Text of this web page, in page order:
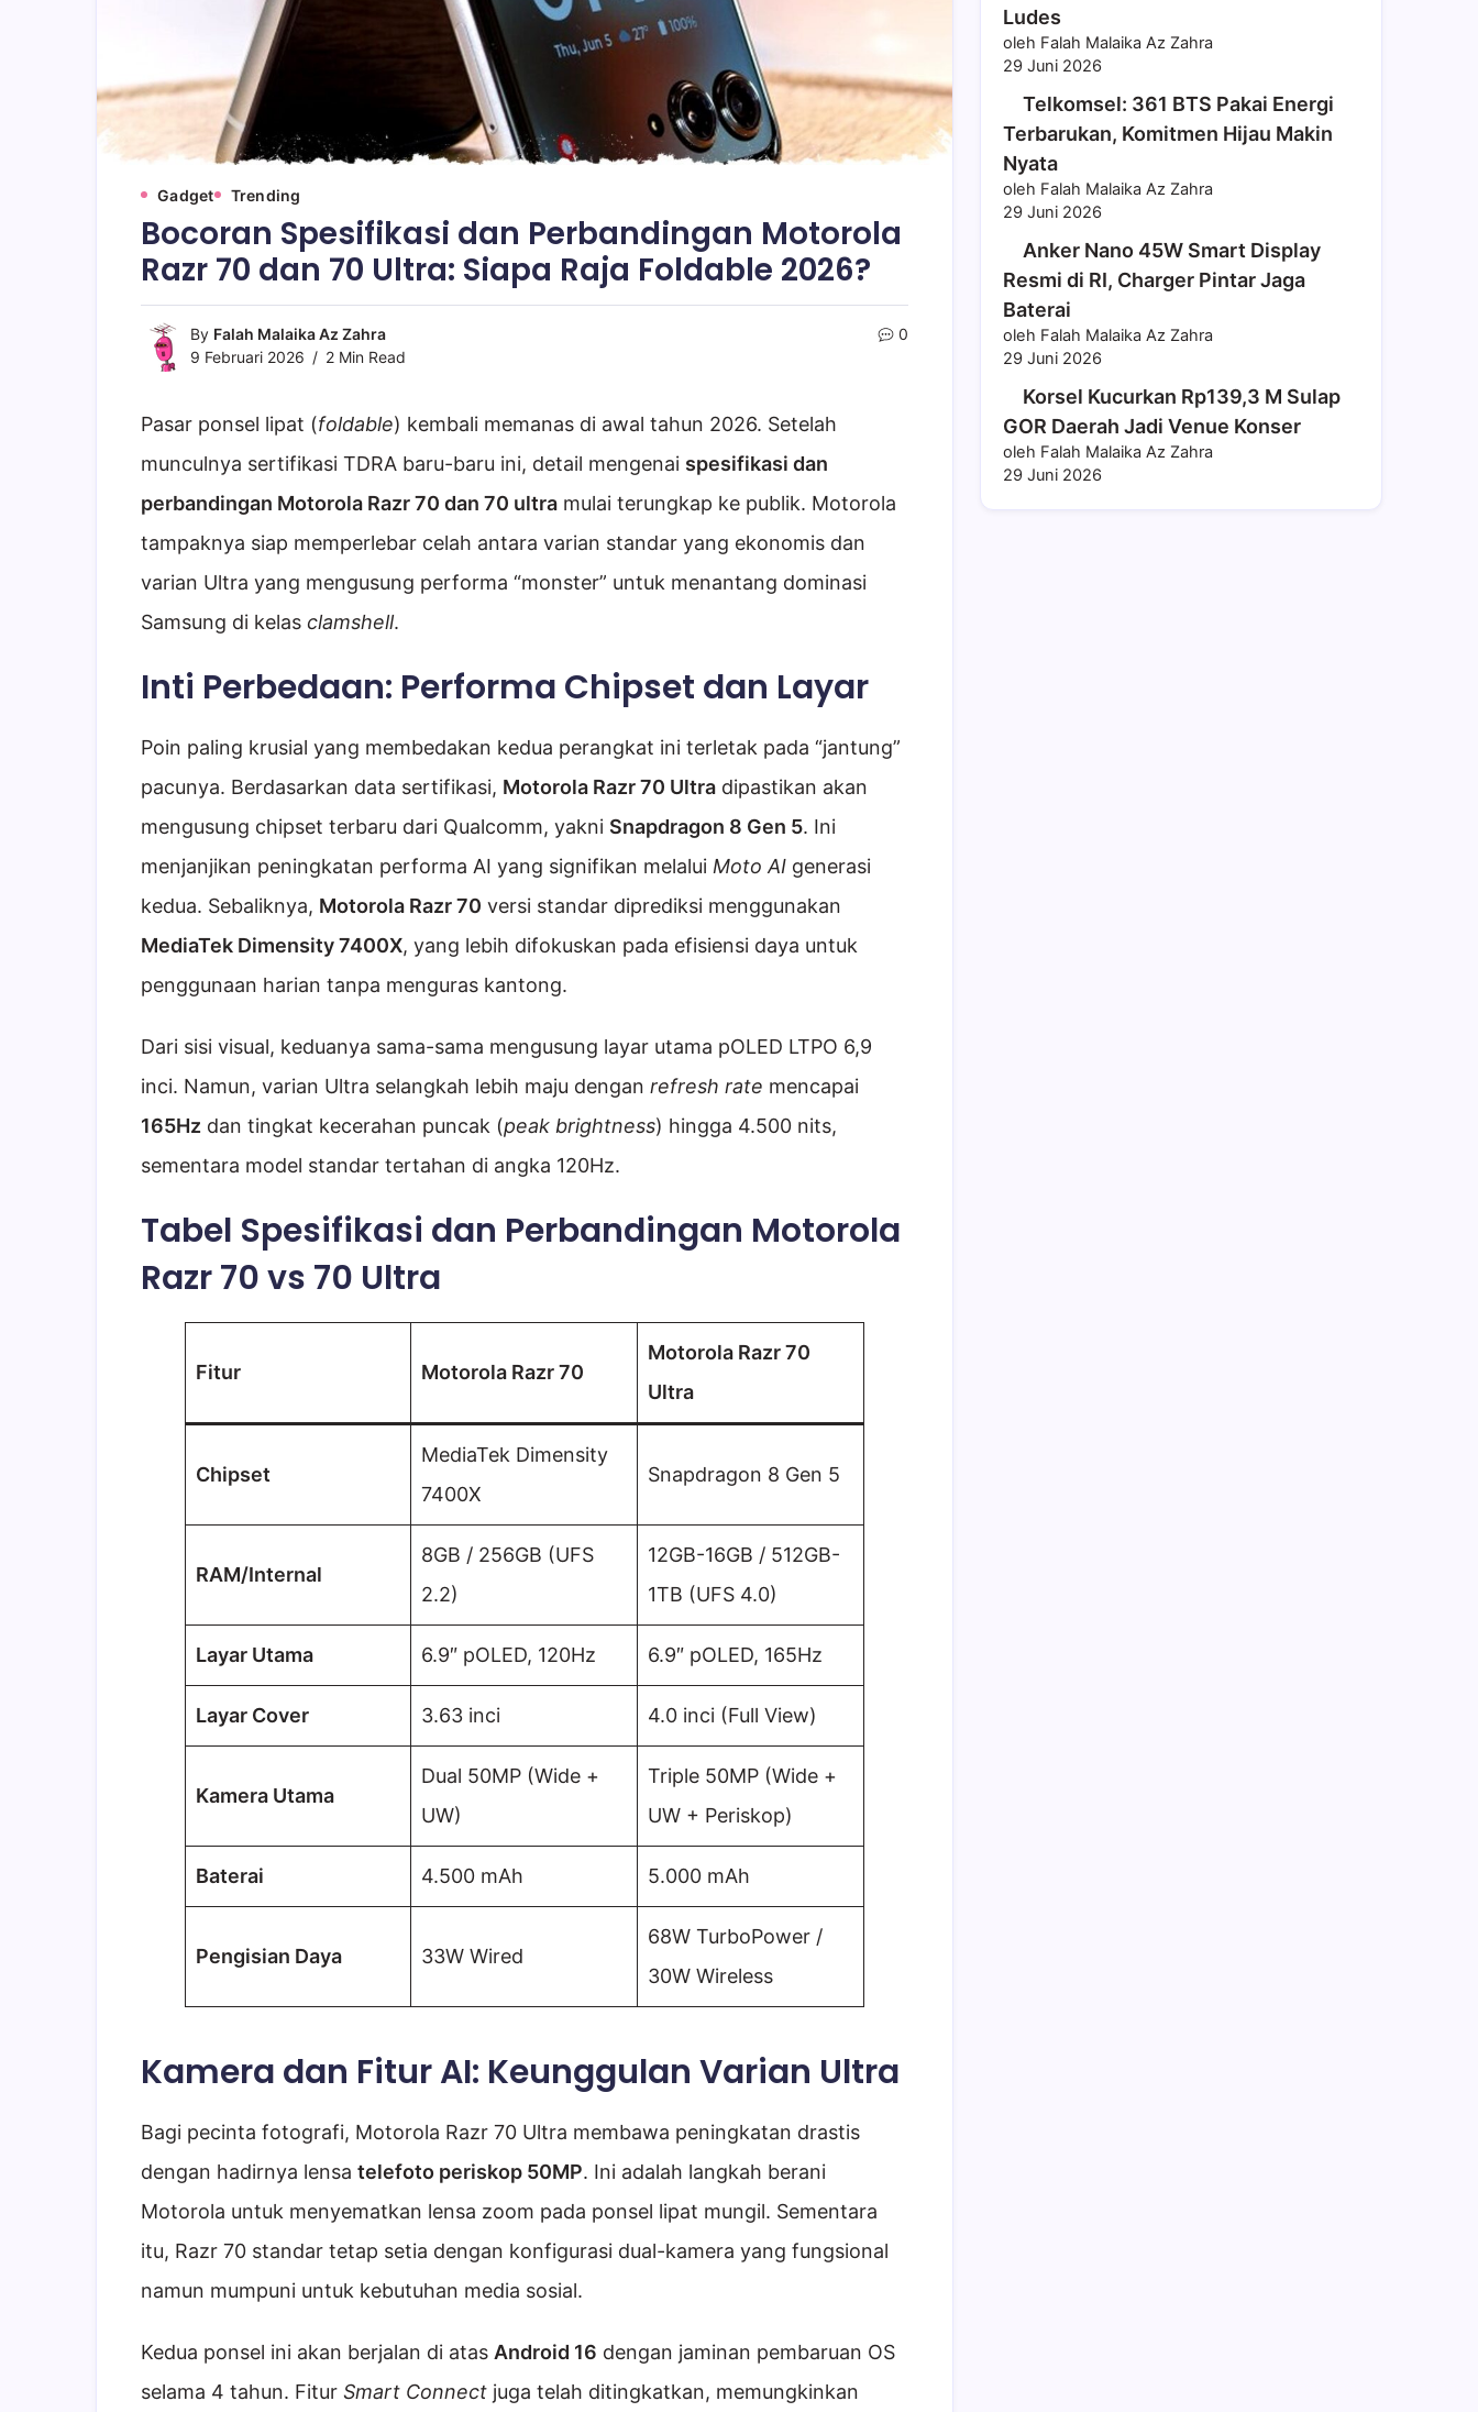
Gadget Trending
Bocoran Spesifikasi dan Perbandingan Motorola
Razr 70 dan 70 Ultra: Siapa Raja Foldable 2026?
By Falah Malaika Az Zahra
9 Februari 2026
2 Min Read
0
Pasar ponsel lipat (foldable) kembali memanas di awal tahun 2026. Setelah
munculnya sertifikasi TDRA baru-baru ini, detail mengenai spesifikasi dan
perbandingan Motorola Razr 70 dan 70 ultra mulai terungkap ke publik. Motorola
tampaknya siap memperlebar celah antara varian standar yang ekonomis dan
varian Ultra yang mengusung performa “monster” untuk menantang dominasi
Samsung di kelas clamshell.
Inti Perbedaan: Performa Chipset dan Layar
Poin paling krusial yang membedakan kedua perangkat ini terletak pada “jantung”
pacunya. Berdasarkan data sertifikasi, Motorola Razr 70 Ultra dipastikan akan
mengusung chipset terbaru dari Qualcomm, yakni Snapdragon 8 Gen 5. Ini
menjanjikan peningkatan performa AI yang signifikan melalui Moto AI generasi
kedua. Sebaliknya, Motorola Razr 70 versi standar diprediksi menggunakan
MediaTek Dimensity 7400X, yang lebih difokuskan pada efisiensi daya untuk
penggunaan harian tanpa menguras kantong.
Dari sisi visual, keduanya sama-sama mengusung layar utama pOLED LTPO 6,9
inci. Namun, varian Ultra selangkah lebih maju dengan refresh rate mencapai
165Hz dan tingkat kecerahan puncak (peak brightness) hingga 4.500 nits,
sementara model standar tertahan di angka 120Hz.
Tabel Spesifikasi dan Perbandingan Motorola
Razr 70 vs 70 Ultra
Fitur Motorola Razr 70
Motorola Razr 70
Ultra
Chipset
MediaTek Dimensity
7400X
Snapdragon 8 Gen 5
RAM/Internal
8GB / 256GB (UFS
2.2)
12GB-16GB / 512GB-
1TB (UFS 4.0)
Layar Utama 6.9″ pOLED, 120Hz 6.9″ pOLED, 165Hz
Layar Cover 3.63 inci 4.0 inci (Full View)
Kamera Utama
Dual 50MP (Wide +
UW)
Triple 50MP (Wide +
UW + Periskop)
Baterai 4.500 mAh 5.000 mAh
Pengisian Daya 33W Wired
68W TurboPower /
30W Wireless
Kamera dan Fitur AI: Keunggulan Varian Ultra
Bagi pecinta fotografi, Motorola Razr 70 Ultra membawa peningkatan drastis
dengan hadirnya lensa telefoto periskop 50MP. Ini adalah langkah berani
Motorola untuk menyematkan lensa zoom pada ponsel lipat mungil. Sementara
itu, Razr 70 standar tetap setia dengan konfigurasi dual-kamera yang fungsional
namun mumpuni untuk kebutuhan media sosial.
Kedua ponsel ini akan berjalan di atas Android 16 dengan jaminan pembaruan OS
selama 4 tahun. Fitur Smart Connect juga telah ditingkatkan, memungkinkan
Ludes
oleh Falah Malaika Az Zahra
29 Juni 2026
Telkomsel: 361 BTS Pakai Energi
Terbarukan, Komitmen Hijau Makin
Nyata
oleh Falah Malaika Az Zahra
29 Juni 2026
Anker Nano 45W Smart Display
Resmi di RI, Charger Pintar Jaga
Baterai
oleh Falah Malaika Az Zahra
29 Juni 2026
Korsel Kucurkan Rp139,3 M Sulap
GOR Daerah Jadi Venue Konser
oleh Falah Malaika Az Zahra
29 Juni 2026